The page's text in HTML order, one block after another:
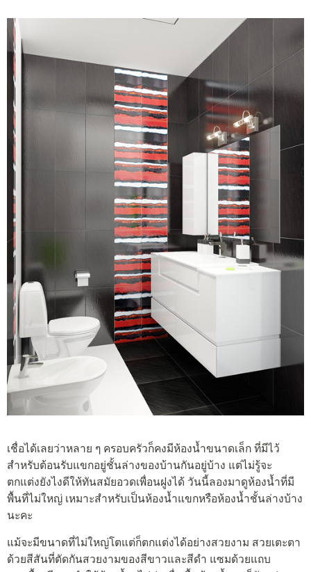
เชื่อได้เลยว่าหลาย ๆ ครอบครัวก็คงมีห้องน้ำขนาดเล็ก ที่มีไว้
สำหรับต้อนรับแขกอยู่ชั้นล่างของบ้านกันอยู่บ้าง แต่ไม่รู้จะ
ตกแต่งยังไงดีให้ทันสมัยอวดเพื่อนฝูงได้ วันนี้ลองมาดูห้องน้ำที่มี
พื้นที่ไม่ใหญ่ เหมาะสำหรับเป็นห้องน้ำแขกหรือห้องน้ำชั้นล่างบ้าง
นะคะ
แม้จะมีขนาดที่ไม่ใหญ่โตแต่ก็ตกแต่งได้อย่างสวยงาม สวยเตะตา
ด้วยสีสันที่ตัดกันสวยงามของสีขาวและสีดำ แซมด้วยแถบ